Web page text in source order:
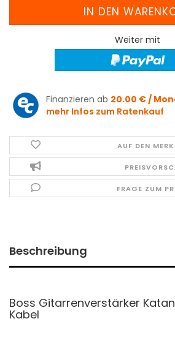
Weiter mit
Finanzieren ab 20.00 € /
mehr Infos zum Ratenkauf
AUF DEN
FRAGE ZUM
Beschreibung
Boss Gitarrenverstärker
Kabel